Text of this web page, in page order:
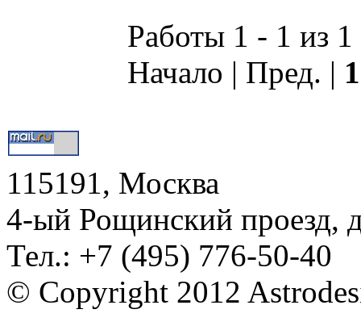
Работы 1 - 1 из 1
Начало | Пред. | 1
115191, Москва
4-ый Рощинский проезд,
Тел.: +7 (495) 776-50-40
© Copyright 2012